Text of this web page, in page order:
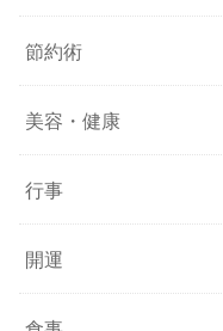
節約術
美容・健康
行事
開運